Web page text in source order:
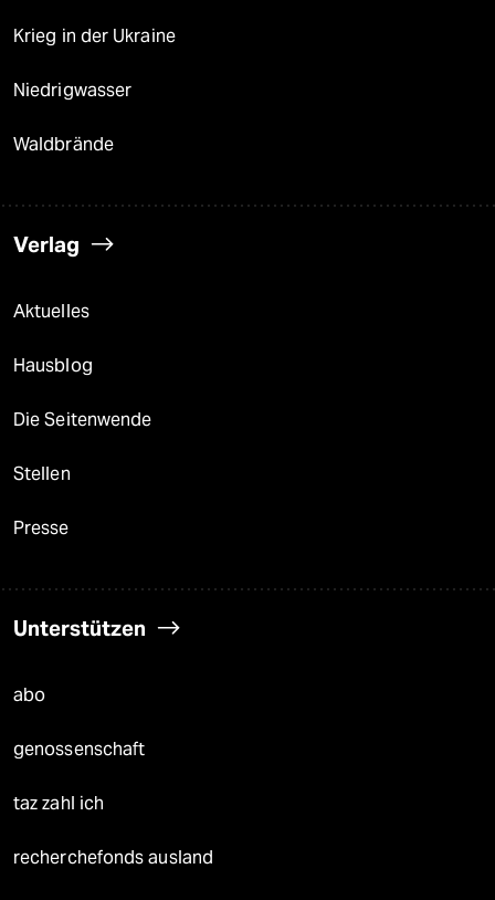
Krieg in der Ukraine
Niedrigwasser
Waldbrände
Verlag
Aktuelles
Hausblog
Die Seitenwende
Stellen
Presse
Unterstützen
abo
genossenschaft
taz zahl ich
recherchefonds ausland